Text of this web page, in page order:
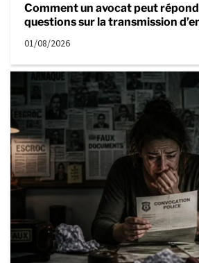
Comment un avocat peut
questions sur la transmission
01/08/2026